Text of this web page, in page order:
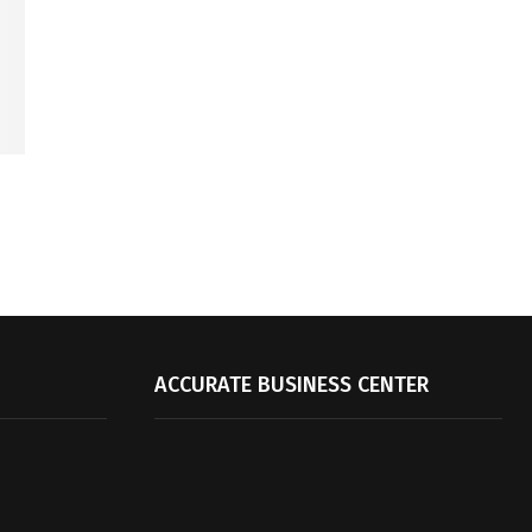
ACCURATE BUSINESS CENTER